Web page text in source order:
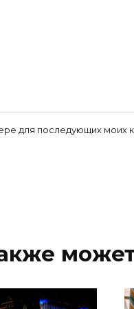
для последующих моих